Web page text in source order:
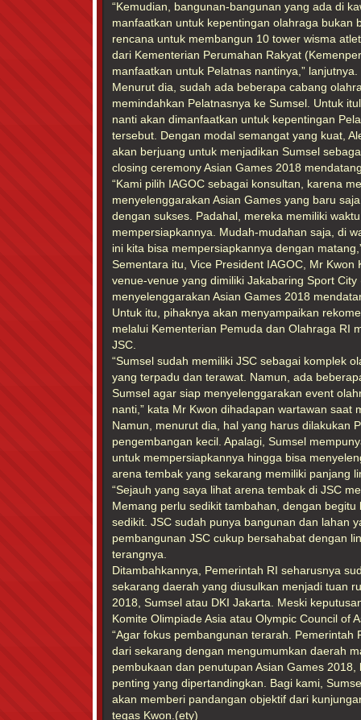
“Kemudian, bangunan-bangunan yang ada di
manfaatkan untuk kepentingan olahraga bukan
rencana untuk membangun 10 tower wisma
dari Kementerian Perumahan Rakyat
manfaatkan untuk Pelatnas nantinya,” lanjutnya.
Menurut dia, sudah ada beberapa cabang
memindahkan Pelatnasnya ke Sumsel. Untuk
nanti akan dimanfaatkan untuk kepentingan
tersebut. Dengan modal semangat yang kuat,
akan berjuang untuk menjadikan Sumsel
closing ceremony Asian Games 2018
“Kami pilih IAGOC sebagai konsultan, karena
menyelenggarakan Asian Games yang baru
dengan sukses. Padahal, mereka memiliki
mempersiapkannya. Mudah-mudahan saja, di
ini kita bisa mempersiapkannya dengan
Sementara itu, Vice President IAGOC, Mr Kwon
venue-venue yang dimiliki Jakabaring Sport
menyelenggarakan Asian Games 2018
Untuk itu, pihaknya akan menyampaikan
melalui Kementerian Pemuda dan Olahraga RI
JSC.
“Sumsel sudah memiliki JSC sebagai komplek
yang terpadu dan terawat. Namun, ada
Sumsel agar siap menyelenggarakan event
nanti,” kata Mr Kwon dihadapan wartawan saat
Namun, menurut dia, hal yang harus dilakukan
pengembangan kecil. Apalagi, Sumsel
untuk mempersiapkannya hingga bisa
arena tembak yang sekarang memiliki panjang
“Sejauh yang saya lihat arena tembak di JSC
Memang perlu sedikit tambahan, dengan
sedikit. JSC sudah punya bangunan dan lahan
pembangunan JSC cukup bersahabat dengan
terangnya.
Ditambahkannya, Pemerintah RI seharusnya
sekarang daerah yang diusulkan menjadi tuan
2018, Sumsel atau DKI Jakarta. Meski
Komite Olimpiade Asia atau Olympic Council of
“Agar fokus pembangunan terarah. Pemerintah
dari sekarang dengan mengumumkan daerah
pembukaan dan penutupan Asian Games
penting yang dipertandingkan. Bagi kami,
akan memberi pandangan objektif dari
tegas Kwon.(ety)